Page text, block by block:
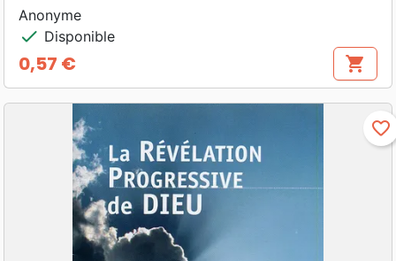
Anonyme
check Disponible
Prix
0,57 € shopping_cart
favorite_border